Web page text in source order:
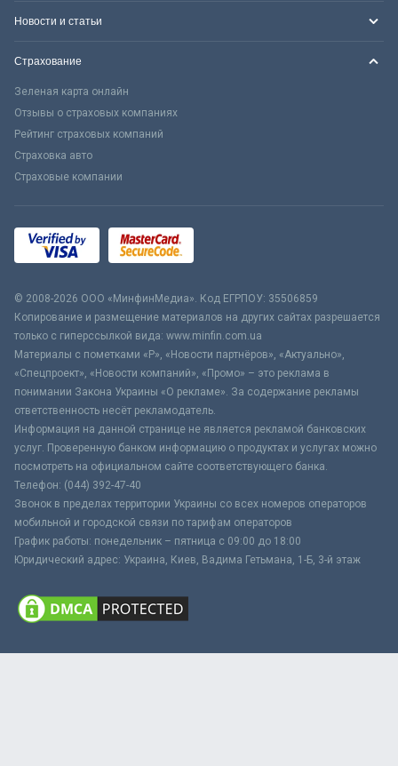
Новости и статьи
Страхование
Зеленая карта онлайн
Отзывы о страховых компаниях
Рейтинг страховых компаний
Страховка авто
Страховые компании
© 2008-2026 ООО «МинфинМедиа». Код ЕГРПОУ: 35506859
Копирование и размещение материалов на других сайтах разрешается
только с гиперссылкой вида: www.minfin.com.ua
Материалы с пометками «Р», «Новости партнёров», «Актуально»,
«Спецпроект», «Новости компаний», «Промо» – это реклама в
понимании Закона Украины «О рекламе». За содержание рекламы
ответственность несёт рекламодатель.
Информация на данной странице не является рекламой банковских
услуг. Проверенную банком информацию о продуктах и услугах можно
посмотреть на официальном сайте соответствующего банка.
Телефон: (044) 392-47-40
Звонок в пределах территории Украины со всех номеров операторов
мобильной и городской связи по тарифам операторов
График работы: понедельник – пятница с 09:00 до 18:00
Юридический адрес: Украина, Киев, Вадима Гетьмана, 1-Б, 3-й этаж